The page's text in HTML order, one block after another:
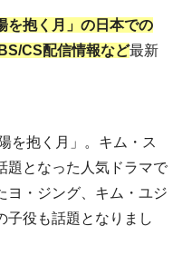
を抱く月」の日本での
CS配信情報など最新
を抱く月」。キム・ス
題となった人気ドラマで
ヨ・ジング、キム・ユジ
子役も話題となりまし